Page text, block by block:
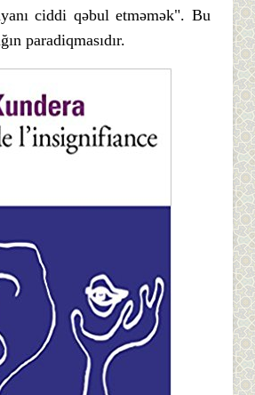
ciddi qəbul etməmək". Bu
paradiqmasıdır.